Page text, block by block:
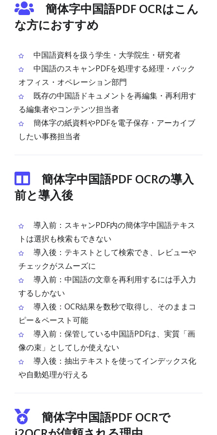
簡体字中国語PDF OCRはこん
な方におすすめ
中国語資料を扱う学生・大学院生・研究者
中国語のスキャンPDFを処理する経理・バック
オフィス・オペレーション部門
既存の中国語ドキュメントを再編集・再利用す
る編集者やコンテンツ担当者
簡体字の紙資料やPDFを電子保存・アーカイブ
したい事務担当者
簡体字中国語PDF OCRの導入
前と導入後
導入前：スキャンPDF内の簡体字中国語テキス
トは選択も検索もできない
導入後：テキストとして検索でき、レビューや
チェックがスムーズに
導入前：中国語の文章を再利用するには手入力
するしかない
導入後：OCR結果を数秒で取得し、そのままコ
ピー＆ペースト可能
導入前：保管している中国語PDFは、実質「画
像の束」としてしか使えない
導入後：抽出テキストを使ってインデックス化
や自動処理が行える
簡体字中国語PDF OCRで